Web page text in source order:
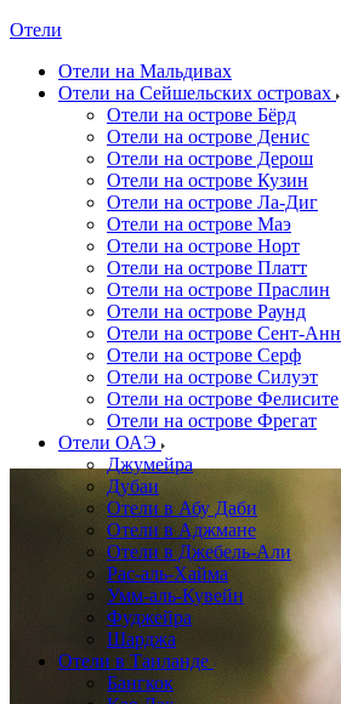
Отели
Отели на Мальдивах
Отели на Сейшельских островах
Отели на острове Бёрд
Отели на острове Денис
Отели на острове Дерош
Отели на острове Кузин
Отели на острове Ла-Диг
Отели на острове Маэ
Отели на острове Норт
Отели на острове Платт
Отели на острове Праслин
Отели на острове Раунд
Отели на острове Сент-Анн
Отели на острове Серф
Отели на острове Силуэт
Отели на острове Фелисите
Отели на острове Фрегат
Отели ОАЭ
Джумейра
Дубаи
Отели в Абу Даби
Отели в Аджмане
Отели в Джебель-Али
Рас-аль-Хайма
Умм-аль-Кувейн
Фуджейра
Шарджа
Отели в Таиланде
Бангкок